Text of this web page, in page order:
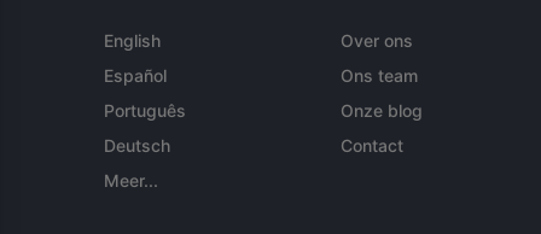
English
Español
Português
Deutsch
Meer...
Over ons
Ons team
Onze blog
Contact